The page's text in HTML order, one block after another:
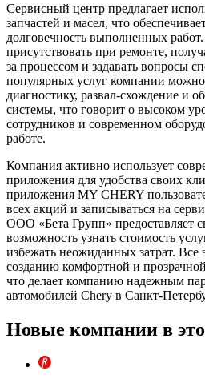
Сервисный центр предлагает
запчастей и масел, что
долговечность выполненных
присутствовать при ремонте,
за процессом и задавать вопросы
популярных услуг компании
диагностику, развал-схождение и
системы, что говорит о высоком
сотрудников и современном
работе.
Компания активно использует
приложения для удобства своих
приложения MY CHERY
всех акций и записываться на
ООО «Бета Групп» предоставляет
возможность узнать стоимость
избежать неожиданных затрат. Все
созданию комфортной и
что делает компанию надежным
автомобилей Chery в Санкт-
Новые компании в